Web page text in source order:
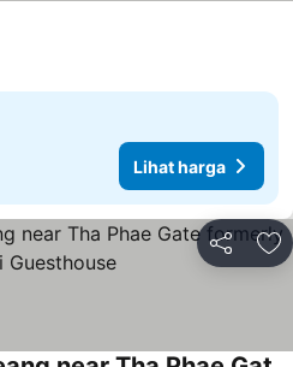
Lihat harga
Kongsi